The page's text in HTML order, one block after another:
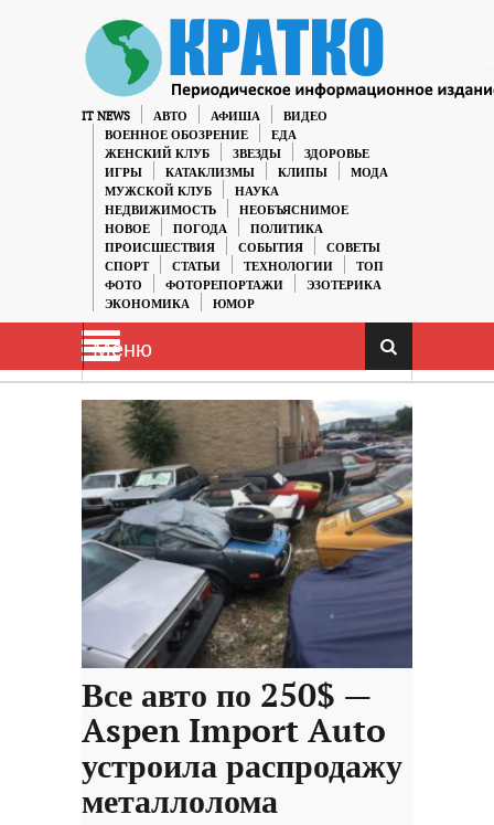
IT NEWS АВТО АФИША
ВИДЕО
ВОЕННОЕ ОБОЗРЕНИЕ
ЕДА
ЖЕНСКИЙ КЛУБ
ЗВЕЗДЫ
ЗДОРОВЬЕ
ИГРЫ
КАТАКЛИЗМЫ КЛИПЫ
МОДА
МУЖСКОЙ КЛУБ
НАУКА
НЕДВИЖИМОСТЬ
НЕОБЪЯСНИМОЕ
НОВОЕ
ПОГОДА
ПОЛИТИКА
ПРОИСШЕСТВИЯ
СОБЫТИЯ
СОВЕТЫ
СПОРТ
СТАТЬИ ТЕХНОЛОГИИ
ТОП
ФОТО
ФОТОРЕПОРТАЖИ
ЭЗОТЕРИКА
ЭКОНОМИКА
ЮМОР
Меню
Все авто по 250$ —
Aspen Import Auto
устроила распродажу
металлолома